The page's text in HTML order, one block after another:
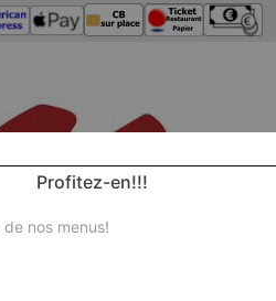
Profitez-en!!!
nos menus!